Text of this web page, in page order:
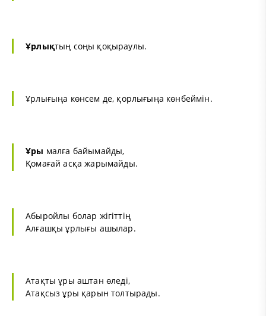
Ұрлықтың соңы қоқыраулы.
Ұрлығыңа көнсем де, қорлығыңа көнбеймін.
Ұры малға байымайды,
Қомағай асқа жарымайды.
Абыройлы болар жігіттің
Алғашқы ұрлығы ашылар.
Атақты ұры аштан өледі,
Атақсыз ұры қарын толтырады.